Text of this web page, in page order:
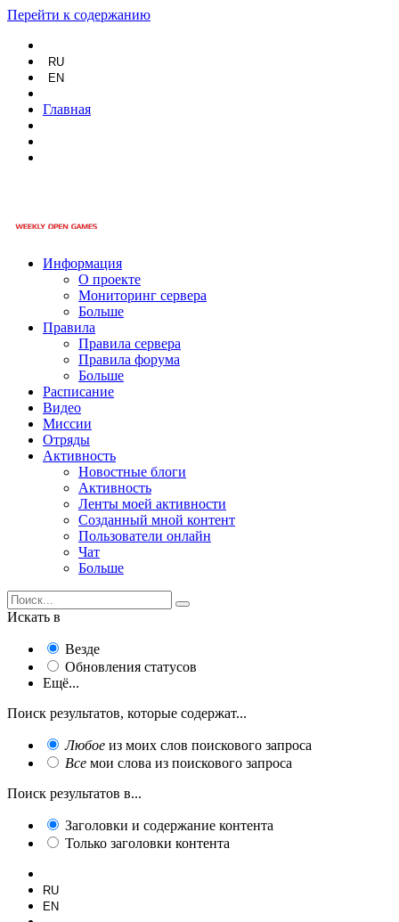
Перейти к содержанию
RU
EN
Главная
Информация
О проекте
Мониторинг сервера
Больше
Правила
Правила сервера
Правила форума
Больше
Расписание
Видео
Миссии
Отряды
Активность
Новостные блоги
Активность
Ленты моей активности
Созданный мной контент
Пользователи онлайн
Чат
Больше
Искать в
Везде
Обновления статусов
Ещё...
Поиск результатов, которые содержат...
Любое из моих слов поискового запроса
Все мои слова из поискового запроса
Поиск результатов в...
Заголовки и содержание контента
Только заголовки контента
RU
EN